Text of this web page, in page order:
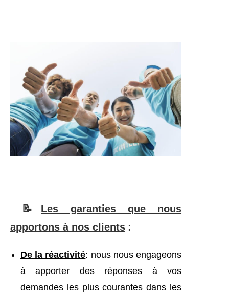
📝 Les garanties que nous
apportons à nos clients :
De la réactivité: nous nous engageons
à apporter des réponses à vos
demandes les plus courantes dans les